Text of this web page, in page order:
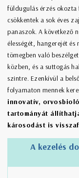
füldugulás érzés okozta
csökkentek a sok éves
panaszok. A következő
élességét, hangerejét
tömegben való
közben, és a suttogás
szintre. Ezenkívül a
folyamaton mennek
innovatív,
tartományát
károsodást is
A kezelés